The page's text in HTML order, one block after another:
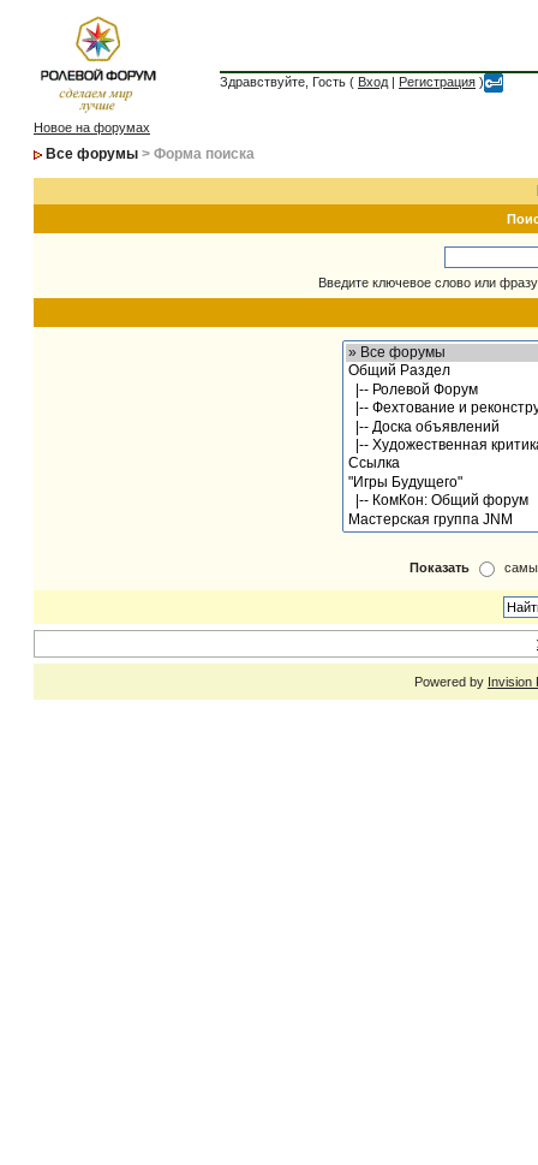
Здравствуйте, Гость ( Вход | Регистрация )
Новое на форумах
Все форумы > Форма поиска
Введите ключевое слово или
Показать
Powered by Invision